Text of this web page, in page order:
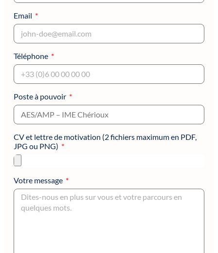
Email
Téléphone
Poste à pouvoir
CV et lettre de motivation (2 fichiers maximum en PDF,
JPG ou PNG)
Votre message